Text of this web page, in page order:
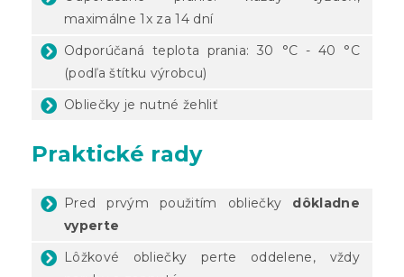
maximálne 1x za 14 dní
Odporúčaná teplota prania: 30 °C - 40 °C
(podľa štítku výrobcu)
Obliečky je nutné žehliť
Praktické rady
Pred prvým použitím obliečky dôkladne
vyperte
Lôžkové obliečky perte oddelene, vždy